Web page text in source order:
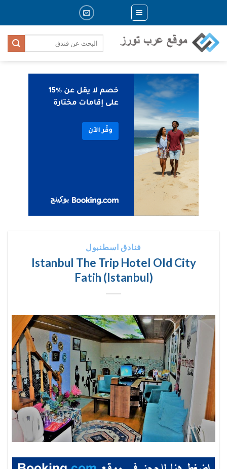
content
فنادق اسطنبول
Istanbul The Trip Hotel Old City
Fatih (Istanbul)